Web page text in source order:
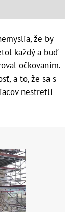
že by
každý a buď
očkovaním.
a to, že sa s
nestretli